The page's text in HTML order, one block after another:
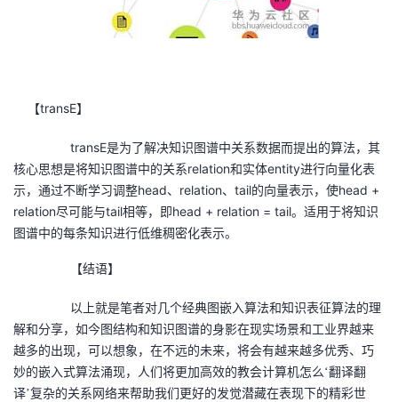
【transE】
transE是为了解决知识图谱中关系数据而提出的算法，其
核心思想是将知识图谱中的关系relation和实体entity进行向量化表
示，通过不断学习调整head、 relation、 tail的向量表示，使head +
relation尽可能与tail相等，即head + relation = tail。适用于将知识
图谱中的每条知识进行低维稠密化表示。
【结语】
以上就是笔者对几个经典图嵌入算法和知识表征算法的理
解和分享，如今图结构和知识图谱的身影在现实场景和工业界越来
越多的出现，可以想象，在不远的未来，将会有越来越多优秀、巧
妙的嵌入式算法涌现，人们将更加高效的教会计算机怎么‘翻译翻
译’复杂的关系网络来帮助我们更好的发觉潜藏在表现下的精彩世